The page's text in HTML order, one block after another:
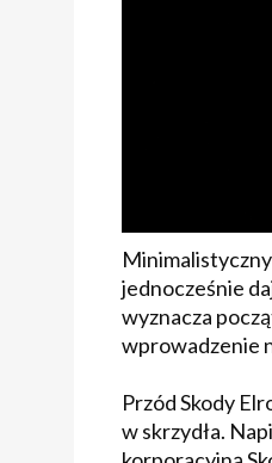
jednocześnie
wyznacza
wprowadzenie
Przód Skody
w skrzydła.